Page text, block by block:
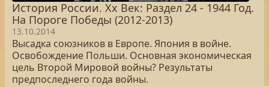
История России. Хх Век: Раздел 24 - 1944 Год.
На Пороге Победы (2012-2013)
13.10.2014
Высадка союзников в Европе. Япония в войне.
Освобождение Польши. Основная экономическая
цель Второй Мировой войны? Результаты
предпоследнего года войны.